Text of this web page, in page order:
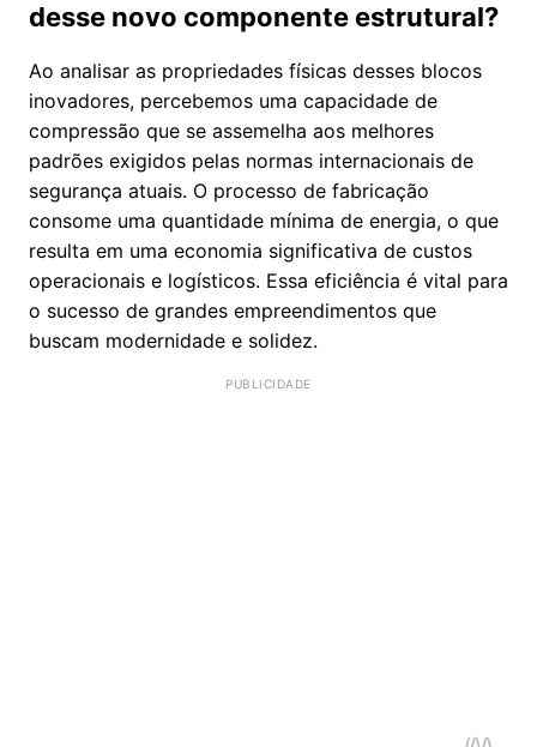
desse novo componente estrutural?
Ao analisar as propriedades físicas desses blocos
inovadores, percebemos uma capacidade de
compressão que se assemelha aos melhores
padrões exigidos pelas normas internacionais de
segurança atuais. O processo de fabricação
consome uma quantidade mínima de energia, o que
resulta em uma economia significativa de custos
operacionais e logísticos. Essa eficiência é vital para
o sucesso de grandes empreendimentos que
buscam modernidade e solidez.